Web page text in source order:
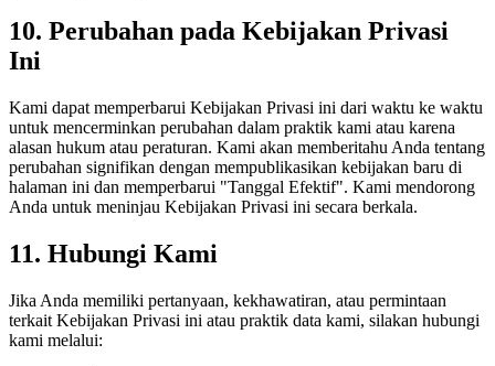
10. Perubahan pada Kebijakan Privasi
Ini
Kami dapat memperbarui Kebijakan Privasi ini dari waktu ke waktu
untuk mencerminkan perubahan dalam praktik kami atau karena
alasan hukum atau peraturan. Kami akan memberitahu Anda tentang
perubahan signifikan dengan mempublikasikan kebijakan baru di
halaman ini dan memperbarui "Tanggal Efektif". Kami mendorong
Anda untuk meninjau Kebijakan Privasi ini secara berkala.
11. Hubungi Kami
Jika Anda memiliki pertanyaan, kekhawatiran, atau permintaan
terkait Kebijakan Privasi ini atau praktik data kami, silakan hubungi
kami melalui: